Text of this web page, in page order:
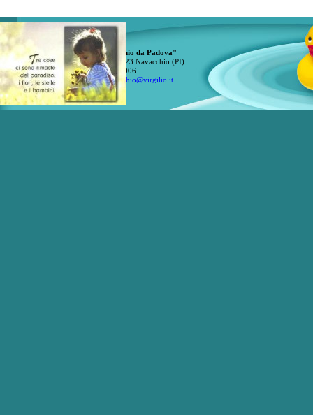
Scuola dell'Infanzia "S. Antonio da Padova"
v. Tosco-Romagnola, 1818 - 56023 Navacchio (PI)
tel. e fax 050 775006
e-mail:suoreantonianenavacchio@virgilio.it